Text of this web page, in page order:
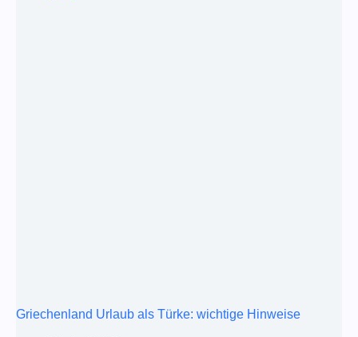
Griechenland Urlaub als Türke: wichtige Hinweise